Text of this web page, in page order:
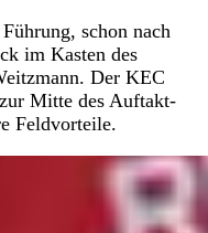
schon nach
im Kasten des
Der KEC
Mitte des Auftakt-
Feldvorteile.